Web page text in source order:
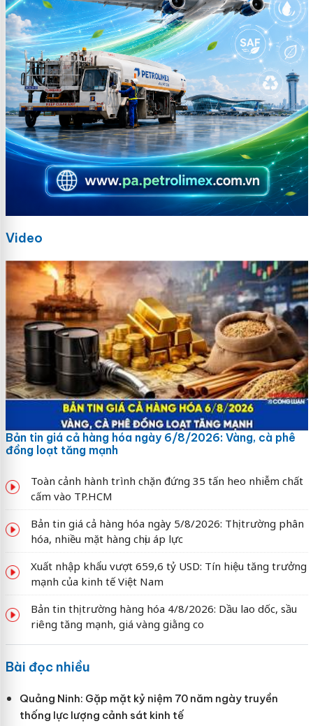
Video
Bản tin giá cả hàng hóa ngày 6/8/2026: Vàng, cà phê
đồng loạt tăng mạnh
Toàn cảnh hành trình chặn đứng 35 tấn heo nhiễm chất
cấm vào TP.HCM
Bản tin giá cả hàng hóa ngày 5/8/2026: Thị trường phân
hóa, nhiều mặt hàng chịu áp lực
Xuất nhập khẩu vượt 659,6 tỷ USD: Tín hiệu tăng trưởng
mạnh của kinh tế Việt Nam
Bản tin thị trường hàng hóa 4/8/2026: Dầu lao dốc, sầu
riêng tăng mạnh, giá vàng giằng co
Bài đọc nhiều
Quảng Ninh: Gặp mặt kỷ niệm 70 năm ngày truyền
thống lực lượng cảnh sát kinh tế